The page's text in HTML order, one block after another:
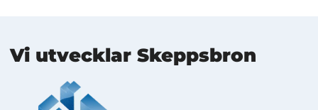
Mer information
Vi utvecklar Skeppsbron